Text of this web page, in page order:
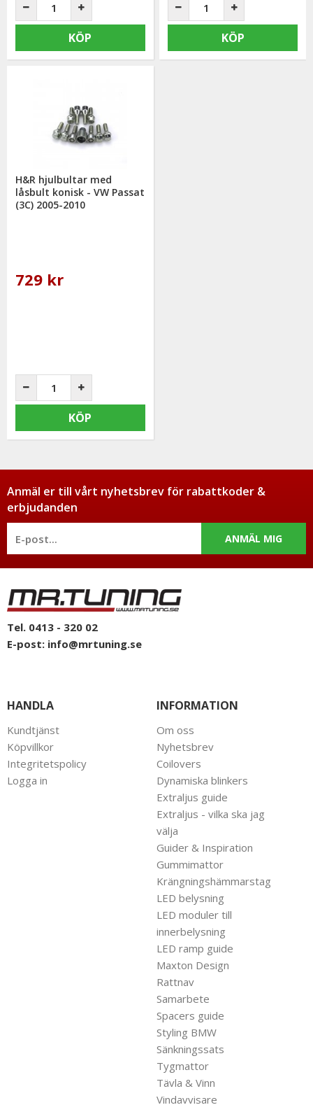
KÖP KÖP
H&R hjulbultar med
låsbult konisk - VW Passat
(3C) 2005-2010
729 kr
KÖP
Anmäl er till vårt nyhetsbrev för rabattkoder &
erbjudanden
ANMÄL MIG
Tel. 0413 - 320 02
E-post: info@mrtuning.se
HANDLA
Kundtjänst
Köpvillkor
Integritetspolicy
Logga in
INFORMATION
Om oss
Nyhetsbrev
Coilovers
Dynamiska blinkers
Extraljus guide
Extraljus - vilka ska jag
välja
Guider & Inspiration
Gummimattor
Krängningshämmarstag
LED belysning
LED moduler till
innerbelysning
LED ramp guide
Maxton Design
Rattnav
Samarbete
Spacers guide
Styling BMW
Sänkningssats
Tygmattor
Tävla & Vinn
Vindavvisare